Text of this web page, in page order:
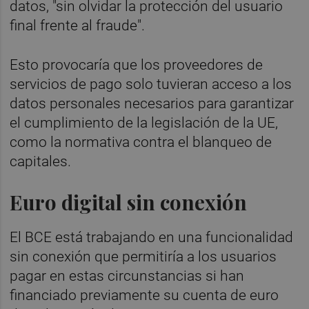
datos, "sin olvidar la protección del usuario
final frente al fraude".
Esto provocaría que los proveedores de
servicios de pago solo tuvieran acceso a los
datos personales necesarios para garantizar
el cumplimiento de la legislación de la UE,
como la normativa contra el blanqueo de
capitales.
Euro digital sin conexión
El BCE está trabajando en una funcionalidad
sin conexión que permitiría a los usuarios
pagar en estas circunstancias si han
financiado previamente su cuenta de euro